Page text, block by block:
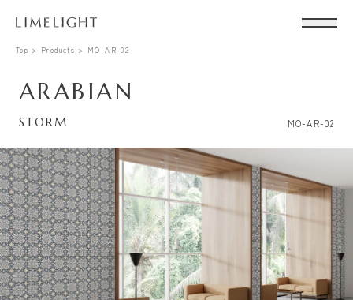
Top Products MO-AR-02
ARABIAN
STORM MO-AR-02